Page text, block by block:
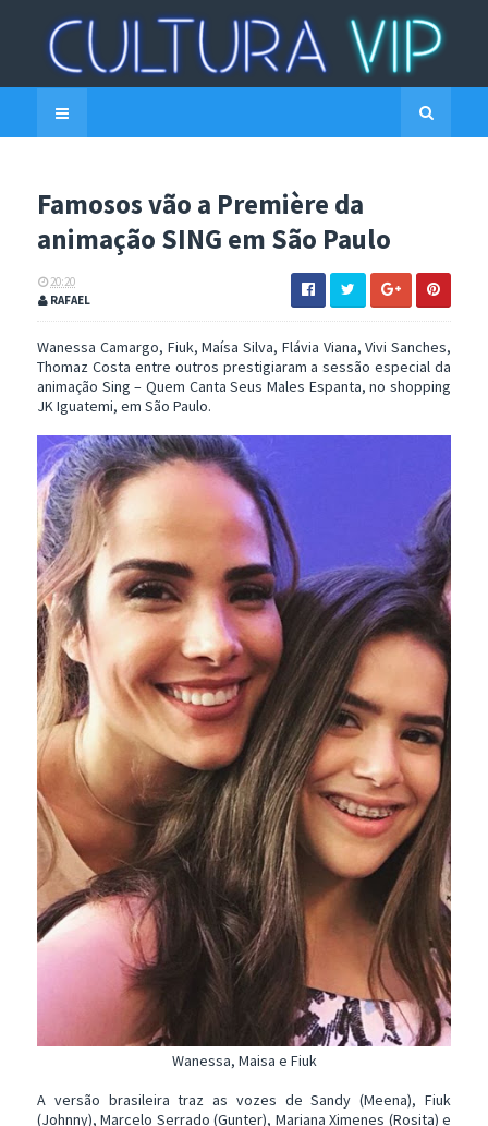
Famosos vão a Première da
animação SING em São Paulo
20:20
RAFAEL
Wanessa Camargo, Fiuk, Maísa Silva, Flávia Viana, Vivi Sanches,
Thomaz Costa entre outros prestigiaram a sessão especial da
animação Sing – Quem Canta Seus Males Espanta, no shopping
JK Iguatemi, em São Paulo.
Wanessa, Maisa e Fiuk
A versão brasileira traz as vozes de Sandy (Meena), Fiuk
(Johnny), Marcelo Serrado (Gunter), Mariana Ximenes (Rosita) e